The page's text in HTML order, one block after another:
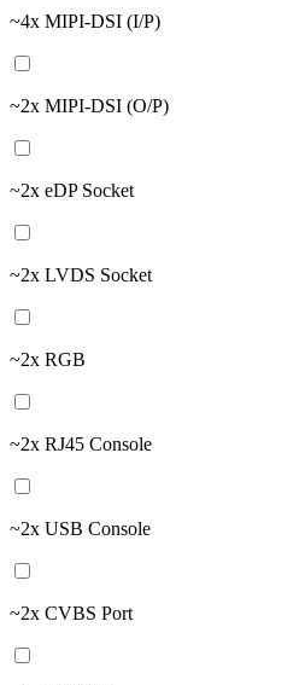
~4x MIPI-DSI (I/P)
~2x MIPI-DSI (O/P)
~2x eDP Socket
~2x LVDS Socket
~2x RGB
~2x RJ45 Console
~2x USB Console
~2x CVBS Port